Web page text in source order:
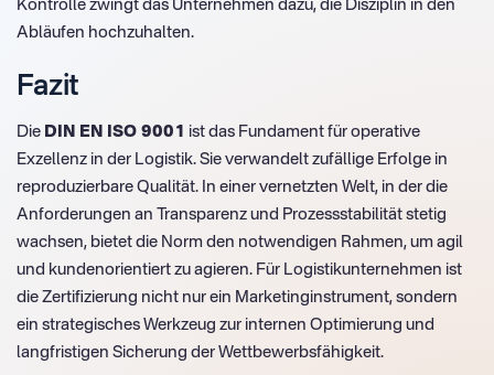
Kontrolle zwingt das Unternehmen dazu, die Disziplin in den
Abläufen hochzuhalten.
Fazit
Die DIN EN ISO 9001 ist das Fundament für operative
Exzellenz in der Logistik. Sie verwandelt zufällige Erfolge in
reproduzierbare Qualität. In einer vernetzten Welt, in der die
Anforderungen an Transparenz und Prozessstabilität stetig
wachsen, bietet die Norm den notwendigen Rahmen, um agil
und kundenorientiert zu agieren. Für Logistikunternehmen ist
die Zertifizierung nicht nur ein Marketinginstrument, sondern
ein strategisches Werkzeug zur internen Optimierung und
langfristigen Sicherung der Wettbewerbsfähigkeit.